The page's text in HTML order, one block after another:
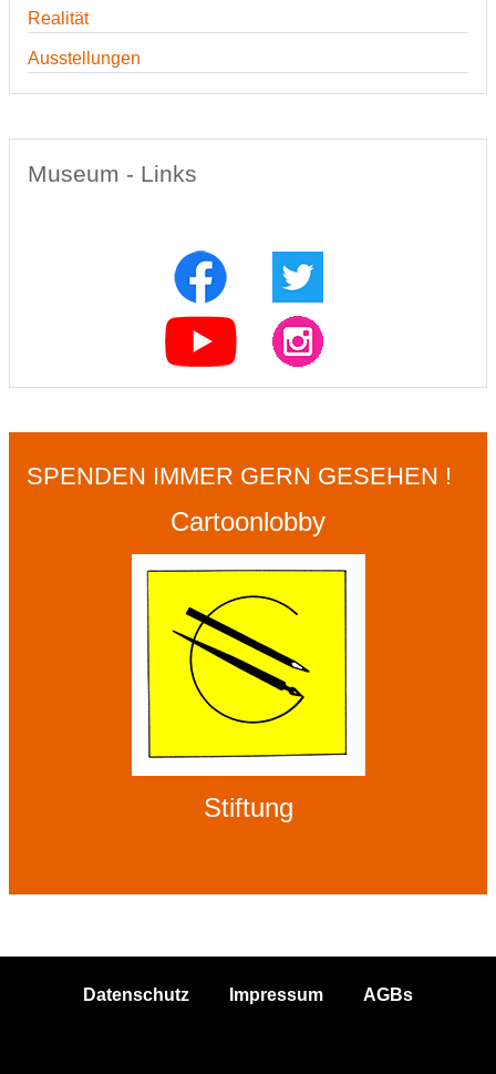
Realität
Ausstellungen
Museum - Links
SPENDEN IMMER GERN GESEHEN !
Cartoonlobby
Stiftung
Datenschutz Impressum AGBs